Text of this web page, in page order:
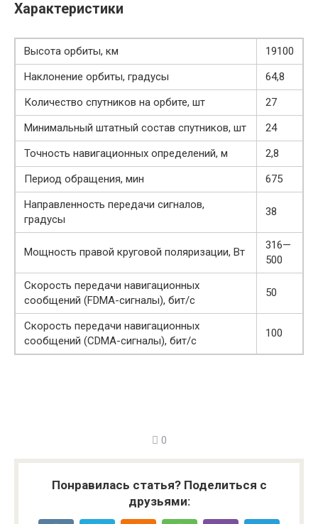
Характеристики
Высота орбиты, км
19100
Наклонение орбиты, градусы
64,8
Количество спутников на орбите, шт
27
Минимальный штатный состав спутников, шт
24
Точность навигационных определений, м
2,8
Период обращения, мин
675
Направленность передачи сигналов,
градусы
38
Мощность правой круговой поляризации, Вт
316—
500
Скорость передачи навигационных
сообщений (FDMA-сигналы), бит/с
50
Скорость передачи навигационных
сообщений (CDMA-сигналы), бит/с
100
0
Понравилась статья? Поделиться с
друзьями: